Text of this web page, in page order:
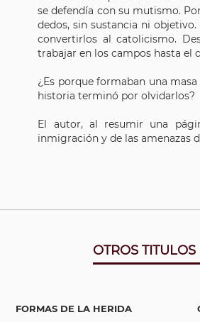
se defendía con su mutismo.
dedos, sin sustancia ni
convertirlos al catolicismo.
trabajar en los campos hasta el
¿Es porque formaban una
historia terminó por olvidarlos?
El autor, al resumir una
inmigración y de las amenazas
OTROS
FORMAS DE LA HERIDA